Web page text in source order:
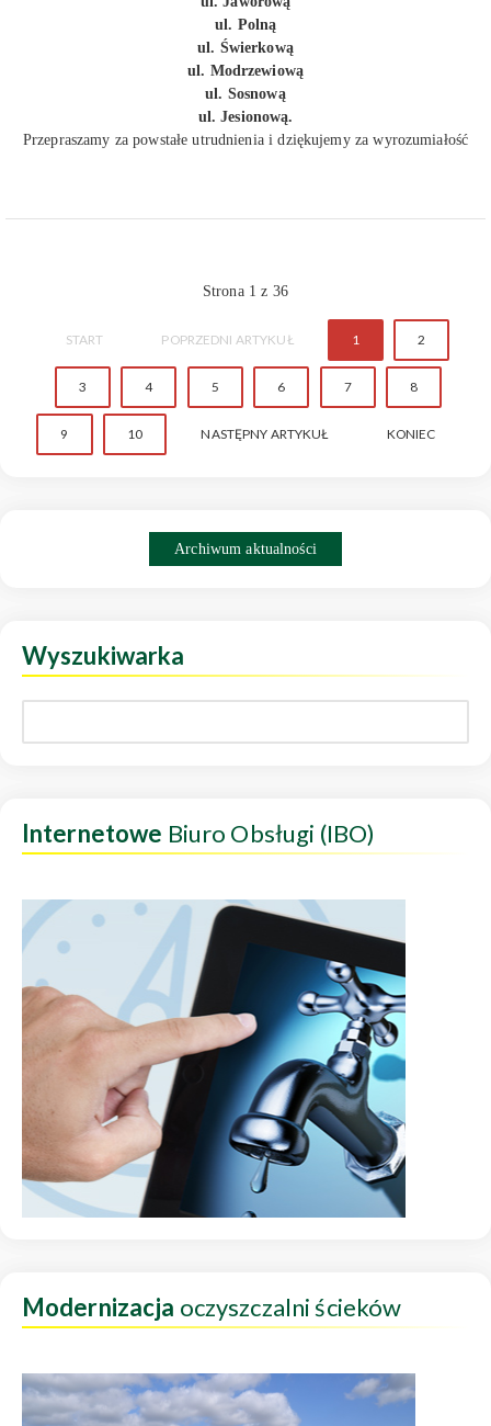
ul. Polną
ul. Świerkową
ul. Modrzewiową
ul. Sosnową
ul. Jesionową.
Przepraszamy za powstałe utrudnienia i dziękujemy za wyrozumiałość
Strona 1 z 36
START POPRZEDNI ARTYKUŁ 1 2
3 4 5 6 7 8
9 10 NASTĘPNY ARTYKUŁ KONIEC
Archiwum aktualności
Wyszukiwarka
Internetowe Biuro Obsługi (IBO)
Modernizacja oczyszczalni ścieków